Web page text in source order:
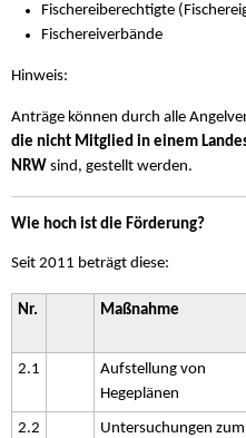
Fischereiberechtigte
Fischereiverbände
Hinweis:
Anträge können durch alle
die nicht Mitglied in einem
NRW sind, gestellt werden.
Wie hoch ist die Förderung?
Seit 2011 beträgt diese:
Nr. Maßnahme
2.1
Aufstellung von
Hegeplänen
2.2
Untersuchungen zum